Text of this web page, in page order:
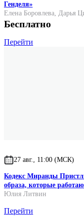
Генделя»
Елена Боровлева, Дарья
Бесплатно
Перейти
27 авг., 11:00 (МСК)
Кодекс Миранды
образа, которые
Юлия Литвин
Перейти